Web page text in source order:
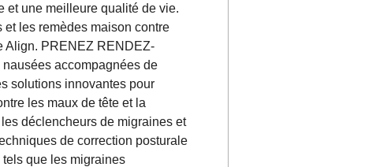
et une meilleure qualité de vie.
les remèdes maison contre
Align. PRENEZ RENDEZ-
nausées accompagnées de
solutions innovantes pour
les maux de tête et la
déclencheurs de migraines et
de correction posturale
tels que les migraines